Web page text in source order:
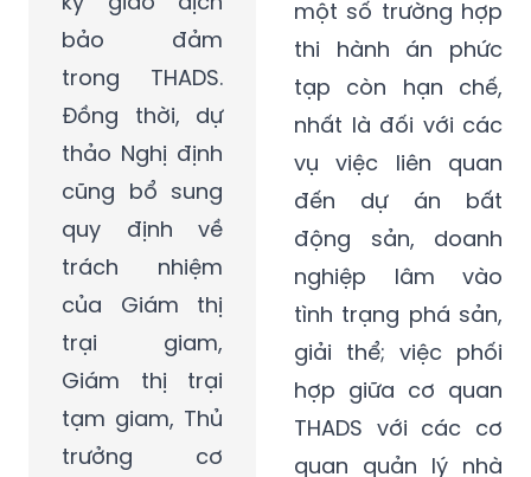
bảo đảm
trong THADS.
Đồng thời, dự
thảo Nghị định
cũng bổ sung
quy định về
trách nhiệm
của Giám thị
trại giam,
Giám thị trại
tạm giam, Thủ
trưởng cơ
một số trường hợp
thi hành án phức
tạp còn hạn chế,
nhất là đối với các
vụ việc liên quan
đến dự án bất
động sản, doanh
nghiệp lâm vào
tình trạng phá sản,
giải thể; việc phối
hợp giữa cơ quan
THADS với các cơ
quan quản lý nhà